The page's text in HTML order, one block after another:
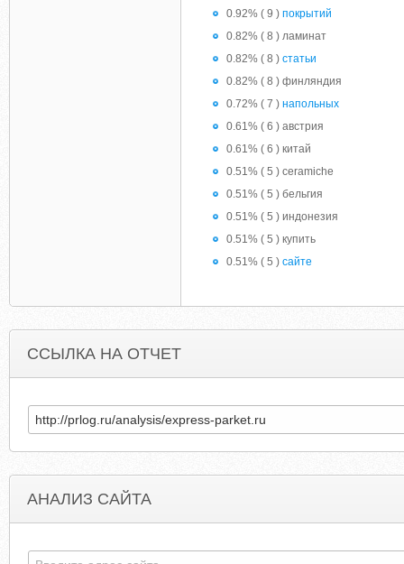
0.92% ( 9 ) покрытий
0.82% ( 8 ) ламинат
0.82% ( 8 ) статьи
0.82% ( 8 ) финляндия
0.72% ( 7 ) напольных
0.61% ( 6 ) австрия
0.61% ( 6 ) китай
0.51% ( 5 ) ceramiche
0.51% ( 5 ) бельгия
0.51% ( 5 ) индонезия
0.51% ( 5 ) купить
0.51% ( 5 ) сайте
ССЫЛКА НА ОТЧЕТ
АНАЛИЗ САЙТА